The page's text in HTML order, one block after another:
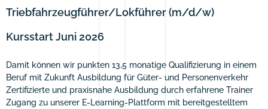
Triebfahrzeugführer/Lokführer (m/d/w)
Kursstart Juni 2026
Damit können wir punkten 13,5 monatige Qualifizierung in einem
Beruf mit Zukunft Ausbildung für Güter- und Personenverkehr
Zertifizierte und praxisnahe Ausbildung durch erfahrene Trainer
Zugang zu unserer E-Learning-Plattform mit bereitgestelltem